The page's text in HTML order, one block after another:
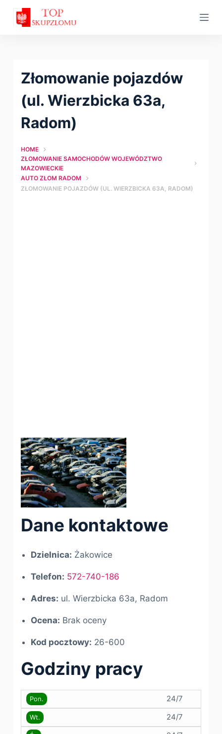
Złomowanie pojazdów
(ul. Wierzbicka 63a,
Radom)
HOME
ZŁOMOWANIE SAMOCHODÓW WOJEWÓDZTWO
MAZOWIECKIE
AUTO ZŁOM RADOM
ZŁOMOWANIE POJAZDÓW (UL. WIERZBICKA 63A, RADOM)
Dane kontaktowe
Dzielnica: Żakowice
Telefon: 572-740-186
Adres: ul. Wierzbicka 63a, Radom
Ocena: Brak oceny
Kod pocztowy: 26-600
Godziny pracy
Pon. 24/7
Wt. 24/7